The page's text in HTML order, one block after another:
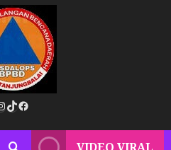
TikTok
Facebook